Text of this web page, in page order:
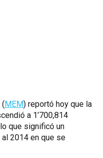
(MEM) reportó hoy que la
a 1’700,814
que significó un
2014 en que se